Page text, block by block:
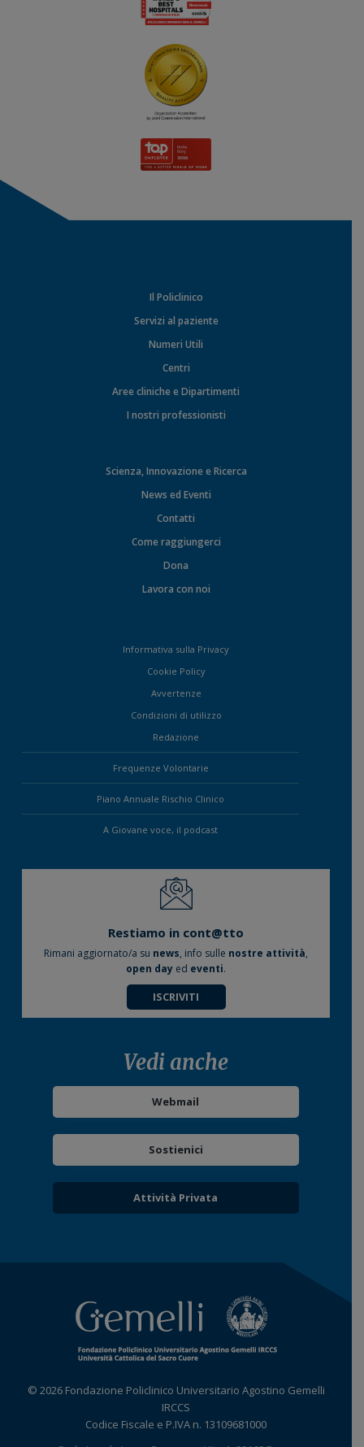
Il Policlinico
Servizi al paziente
Numeri Utili
Centri
Aree cliniche e Dipartimenti
I nostri professionisti
Scienza, Innovazione e Ricerca
News ed Eventi
Contatti
Come raggiungerci
Dona
Lavora con noi
Informativa sulla Privacy
Cookie Policy
Avvertenze
Condizioni di utilizzo
Redazione
Frequenze Volontarie
Piano Annuale Rischio Clinico
A Giovane voce, il podcast
Restiamo in cont@tto
Rimani aggiornato/a su news, info sulle nostre attività,
open day ed eventi.
ISCRIVITI
Vedi anche
Webmail
Sostienici
Attività Privata
© 2026 Fondazione Policlinico Universitario Agostino Gemelli
IRCCS
Codice Fiscale e P.IVA n. 13109681000